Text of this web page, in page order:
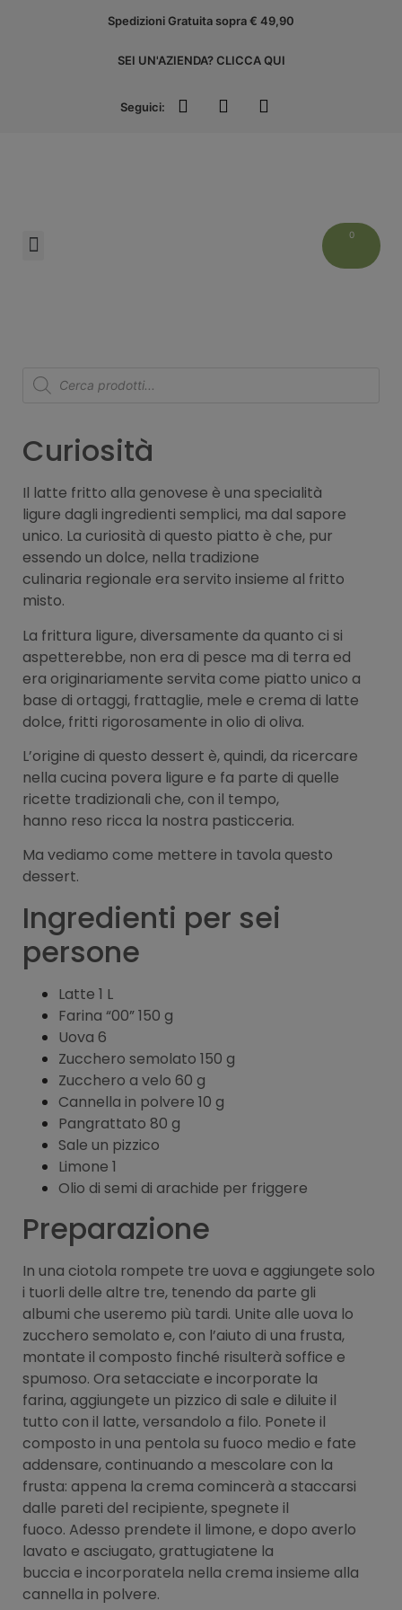
Spedizioni Gratuita sopra € 49,90
SEI UN'AZIENDA? CLICCA QUI
Seguici:
Curiosità
Il latte fritto alla genovese è una specialità
ligure dagli ingredienti semplici, ma dal sapore
unico. La curiosità di questo piatto è che, pur
essendo un dolce, nella tradizione
culinaria regionale era servito insieme al fritto
misto.
La frittura ligure, diversamente da quanto ci si
aspetterebbe, non era di pesce ma di terra ed
era originariamente servita come piatto unico a
base di ortaggi, frattaglie, mele e crema di latte
dolce, fritti rigorosamente in olio di oliva.
L’origine di questo dessert è, quindi, da ricercare
nella cucina povera ligure e fa parte di quelle
ricette tradizionali che, con il tempo,
hanno reso ricca la nostra pasticceria.
Ma vediamo come mettere in tavola questo
dessert.
Ingredienti per sei
persone
Latte 1 L
Farina “00” 150 g
Uova 6
Zucchero semolato 150 g
Zucchero a velo 60 g
Cannella in polvere 10 g
Pangrattato 80 g
Sale un pizzico
Limone 1
Olio di semi di arachide per friggere
Preparazione
In una ciotola rompete tre uova e aggiungete solo
i tuorli delle altre tre, tenendo da parte gli
albumi che useremo più tardi. Unite alle uova lo
zucchero semolato e, con l’aiuto di una frusta,
montate il composto finché risulterà soffice e
spumoso. Ora setacciate e incorporate la
farina, aggiungete un pizzico di sale e diluite il
tutto con il latte, versandolo a filo. Ponete il
composto in una pentola su fuoco medio e fate
addensare, continuando a mescolare con la
frusta: appena la crema comincerà a staccarsi
dalle pareti del recipiente, spegnete il
fuoco. Adesso prendete il limone, e dopo averlo
lavato e asciugato, grattugiatene la
buccia e incorporatela nella crema insieme alla
cannella in polvere.